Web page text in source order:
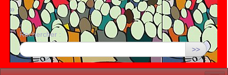
»
Rechercher :
>>